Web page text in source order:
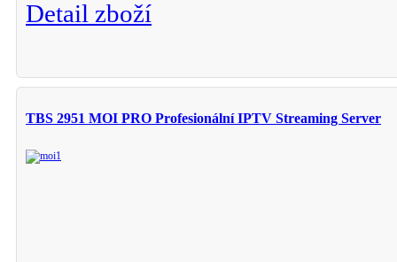
Detail zboží
TBS 2951 MOI PRO Profesionální IPTV Streaming Server